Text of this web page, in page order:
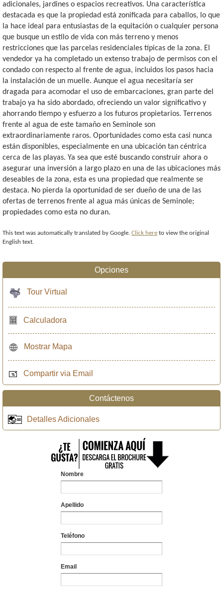
adicionales, jardines o espacios recreativos. Una característica
destacada es que la propiedad está zonificada para caballos, lo que
la hace ideal para entusiastas de la equitación o cualquier persona
que busque un estilo de vida con más terreno y menos
restricciones que las parcelas residenciales típicas de la zona. El
vendedor ya ha completado un extenso trabajo de permisos con el
condado con respecto al frente de agua, incluidos los pasos hacia
la instalación de un muelle. Aunque el agua necesitaría ser
dragada para acomodar el uso de embarcaciones, gran parte del
trabajo ya ha sido abordado, ofreciendo un valor significativo y
ahorrando tiempo y esfuerzo a los futuros propietarios. Terrenos
frente al agua de este tamaño en Seminole son
extraordinariamente raros. Oportunidades como esta casi nunca
están disponibles, especialmente en una ubicación tan céntrica
cerca de las playas. Ya sea que esté buscando construir ahora o
asegurar una inversión a largo plazo en una de las ubicaciones más
deseables de la zona, esta es una propiedad que realmente se
destaca. No pierda la oportunidad de ser dueño de una de las
ofertas de terrenos frente al agua más únicas de Seminole;
propiedades como esta no duran.
This text was automatically translated by Google. Click here to view the original
English text.
Opciones
Tour Virtual
Calculadora
Mostrar Mapa
Compartir via Email
Contáctenos
Detalles Adicionales
Nombre
Apellido
Teléfono
Email